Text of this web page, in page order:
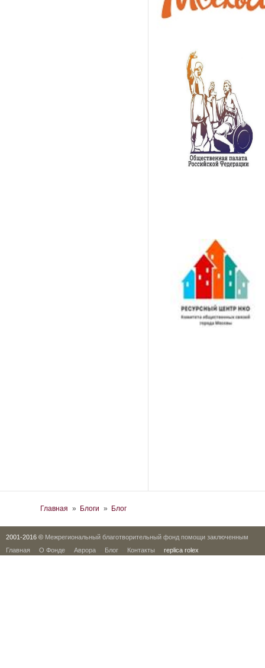
Главная » Блоги » Блог
2001-2016 © Межрегиональный благотворительный фонд помощи заключенным
Главная
О Фонде Аврора Блог Контакты replica rolex